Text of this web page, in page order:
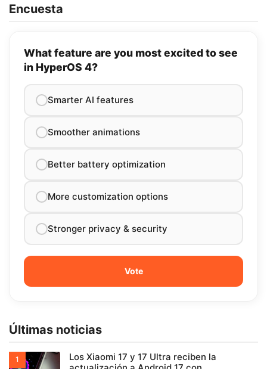
Encuesta
What feature are you most excited to see
in HyperOS 4?
Smarter AI features
Smoother animations
Better battery optimization
More customization options
Stronger privacy & security
Últimas noticias
Los Xiaomi 17 y 17 Ultra reciben la